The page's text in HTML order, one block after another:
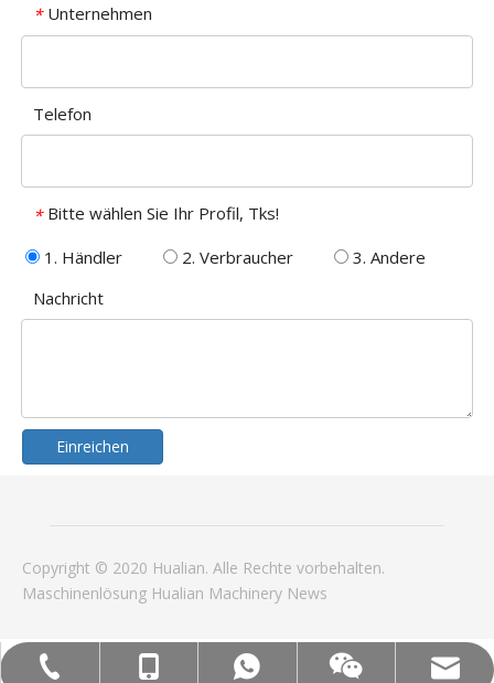
Tel:+86-577-88627766
Mob: +86-18858715170
WA: 0086 18858715170
Wechat
E -Mail: hl@hualian.biz
* Unternehmen
Telefon
* Bitte wählen Sie Ihr Profil, Tks!
1. Händler
2. Verbraucher
3. Andere
Nachricht
Einreichen
Copyright © 2020 Hualian. Alle Rechte vorbehalten.
Maschinenlösung Hualian Machinery News